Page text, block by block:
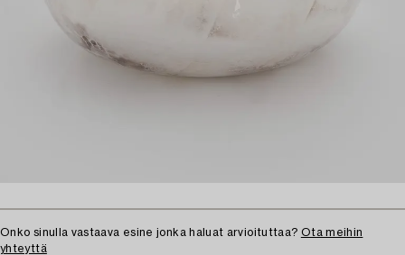
Onko sinulla vastaava esine jonka haluat arvioituttaa? Ota meihin
yhteyttä